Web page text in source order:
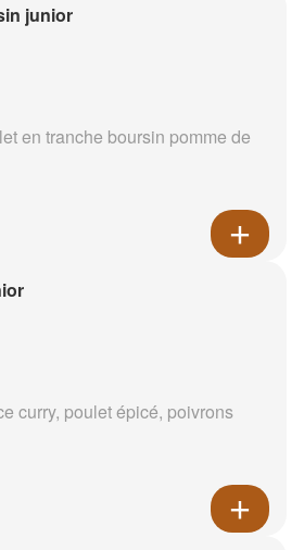
junior
en tranche boursin pomme de
curry, poulet épicé, poivrons